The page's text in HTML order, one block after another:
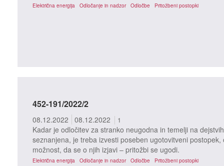
Električna energija Odločanje in nadzor Odločbe Pritožbeni postopki
452-191/2022/2
08.12.2022 08.12.2022 1
Kadar je odločitev za stranko neugodna in temelji na
seznanjena, je treba izvesti poseben ugotovitveni
možnost, da se o njih izjavi – pritožbi se ugodi.
Električna energija Odločanje in nadzor Odločbe Pritožbeni postopki